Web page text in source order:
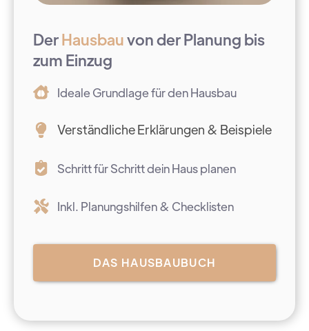
DerHausbauvon der Planung bis
zum Einzug
Ideale Grundlage für den Hausbau
Verständliche Erklärungen & Beispiele
Schritt für Schritt dein Haus planen
Inkl. Planungshilfen & Checklisten
DAS HAUSBAUBUCH